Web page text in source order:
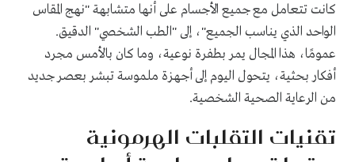
كانت تتعامل مع جميع الأجسام على أنها متشابهة "نهج المقاس
الواحد الذي يناسب الجميع"، إلى "الطب الشخصي" الدقيق.
عمومًا، هذا المجال يمر بطفرة نوعية، وما كان بالأمس مجرد
أفكار بحثية، يتحول اليوم إلى أجهزة ملموسة تبشر بعصر جديد
من الرعاية الصحية الشخصية.
تقنيات التقلبات الهرمونية